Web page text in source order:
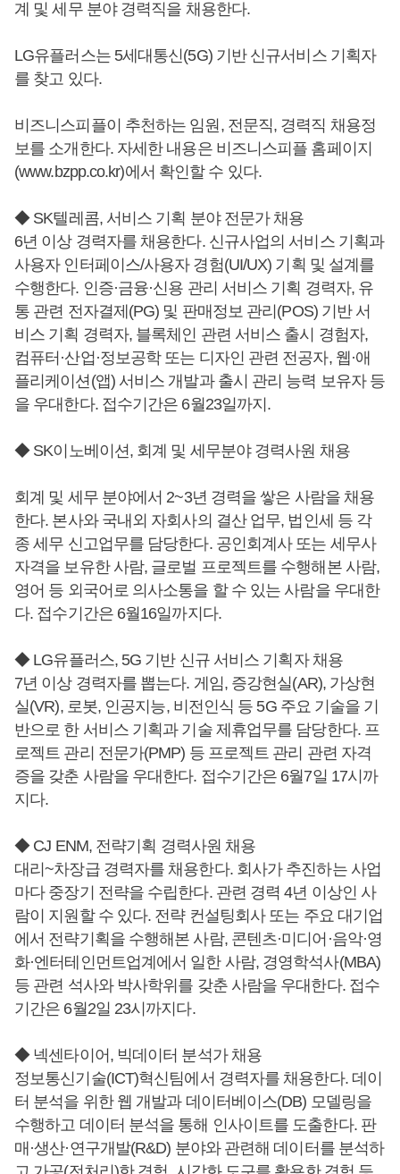
계 및 세무 분야 경력직을 채용한다.
LG유플러스는 5세대통신(5G) 기반 신규서비스 기획자
를 찾고 있다.
비즈니스피플이 추천하는 임원, 전문직, 경력직 채용정
보를 소개한다. 자세한 내용은 비즈니스피플 홈페이지
(www.bzpp.co.kr)에서 확인할 수 있다.
◆ SK텔레콤, 서비스 기획 분야 전문가 채용
6년 이상 경력자를 채용한다. 신규사업의 서비스 기획과
사용자 인터페이스/사용자 경험(UI/UX) 기획 및 설계를
수행한다. 인증·금융·신용 관리 서비스 기획 경력자, 유
통 관련 전자결제(PG) 및 판매정보 관리(POS) 기반 서
비스 기획 경력자, 블록체인 관련 서비스 출시 경험자,
컴퓨터·산업·정보공학 또는 디자인 관련 전공자, 웹·애
플리케이션(앱) 서비스 개발과 출시 관리 능력 보유자 등
을 우대한다. 접수기간은 6월23일까지.
◆ SK이노베이션, 회계 및 세무분야 경력사원 채용
회계 및 세무 분야에서 2~3년 경력을 쌓은 사람을 채용
한다. 본사와 국내외 자회사의 결산 업무, 법인세 등 각
종 세무 신고업무를 담당한다. 공인회계사 또는 세무사
자격을 보유한 사람, 글로벌 프로젝트를 수행해본 사람,
영어 등 외국어로 의사소통을 할 수 있는 사람을 우대한
다. 접수기간은 6월16일까지다.
◆ LG유플러스, 5G 기반 신규 서비스 기획자 채용
7년 이상 경력자를 뽑는다. 게임, 증강현실(AR), 가상현
실(VR), 로봇, 인공지능, 비전인식 등 5G 주요 기술을 기
반으로 한 서비스 기획과 기술 제휴업무를 담당한다. 프
로젝트 관리 전문가(PMP) 등 프로젝트 관리 관련 자격
증을 갖춘 사람을 우대한다. 접수기간은 6월7일 17시까
지다.
◆ CJ ENM, 전략기획 경력사원 채용
대리~차장급 경력자를 채용한다. 회사가 추진하는 사업
마다 중장기 전략을 수립한다. 관련 경력 4년 이상인 사
람이 지원할 수 있다. 전략 컨설팅회사 또는 주요 대기업
에서 전략기획을 수행해본 사람, 콘텐츠·미디어·음악·영
화·엔터테인먼트업계에서 일한 사람, 경영학석사(MBA)
등 관련 석사와 박사학위를 갖춘 사람을 우대한다. 접수
기간은 6월2일 23시까지다.
◆ 넥센타이어, 빅데이터 분석가 채용
정보통신기술(ICT)혁신팀에서 경력자를 채용한다. 데이
터 분석을 위한 웹 개발과 데이터베이스(DB) 모델링을
수행하고 데이터 분석을 통해 인사이트를 도출한다. 판
매·생산·연구개발(R&D) 분야와 관련해 데이터를 분석하